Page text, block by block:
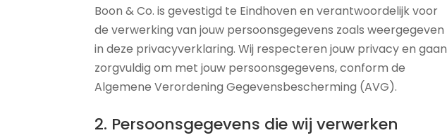
Boon & Co. is gevestigd te Eindhoven en verantwoordelijk voor
de verwerking van jouw persoonsgegevens zoals weergegeven
in deze privacyverklaring. Wij respecteren jouw privacy en gaan
zorgvuldig om met jouw persoonsgegevens, conform de
Algemene Verordening Gegevensbescherming (AVG).
2. Persoonsgegevens die wij verwerken